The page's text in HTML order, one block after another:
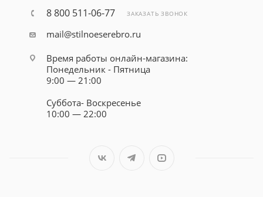
8 800 511-06-77 ЗАКАЗАТЬ ЗВОНОК
mail@stilnoeserebro.ru
Время работы онлайн-магазина:
Понедельник - Пятница
9:00 — 21:00
Суббота- Воскресенье
10:00 — 22:00